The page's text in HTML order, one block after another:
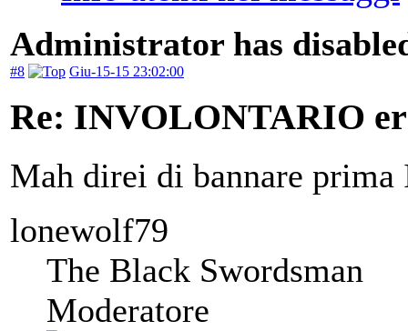
Administrator has
#8 Giu-15-15 23:02:00
Re: INVOLONTARIO
Mah direi di bannare prima
lonewolf79
The Black Swordsman
Moderatore